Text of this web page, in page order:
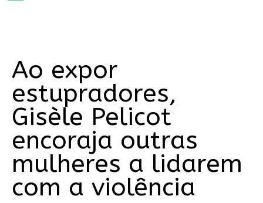
Ao expor
estupradores,
Gisèle Pelicot
encoraja outras
mulheres a lidarem
com a violência